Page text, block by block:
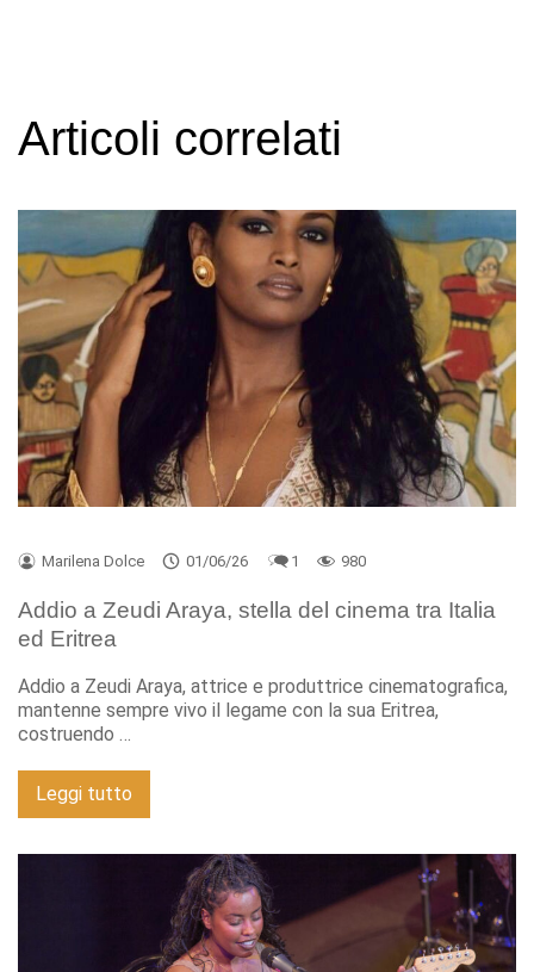
Articoli correlati
Marilena Dolce 01/06/26 1 980
Addio a Zeudi Araya, stella del cinema tra Italia
ed Eritrea
Addio a Zeudi Araya, attrice e produttrice cinematografica,
mantenne sempre vivo il legame con la sua Eritrea,
costruendo …
Leggi tutto